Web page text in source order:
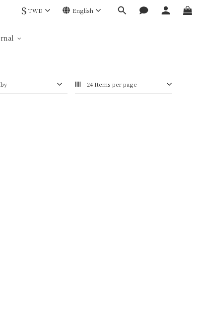
$ TWD English
24 Items per page